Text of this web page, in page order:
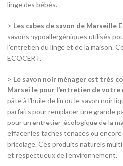
linge des bébés.
> Les cubes de savon de Marseille
savons hypoallergéniques utilisés
l’entretien du linge et de la maison.
ECOCERT.
> Le savon noir ménager est très
Marseille pour l’entretien de votre
pâte à l’huile de lin ou le savon noir
parfaits pour remplacer une grande
pour un entretien écologique de la
effacer les taches tenaces ou
bricolage. Ces produits naturels
et respectueux de l’environnement.